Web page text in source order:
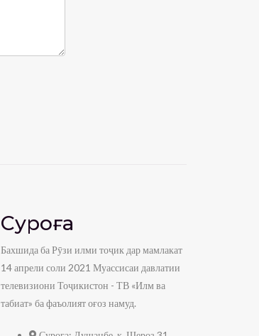
Суроға
Бахшида ба Рӯзи илми тоҷик дар мамлакат
14 апрели соли 2021 Муассисаи давлатии
телевизиони Тоҷикистон - ТВ «Илм ва
табиат» ба фаъолият оғоз намуд.